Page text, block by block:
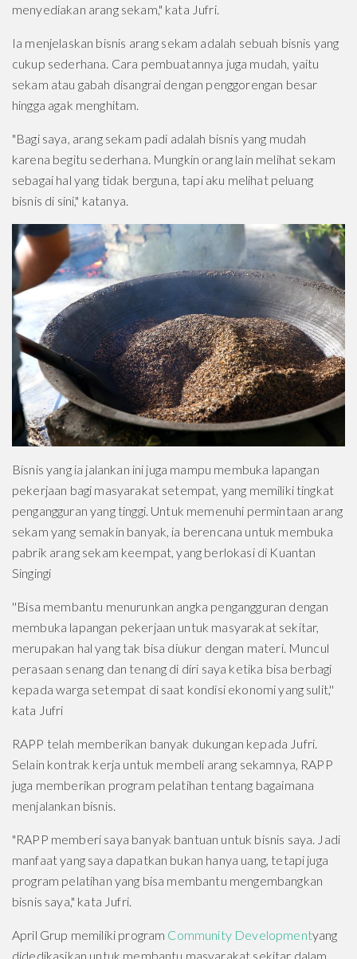
menyediakan arang sekam," kata Jufri.
Ia menjelaskan bisnis arang sekam adalah sebuah bisnis yang
cukup sederhana. Cara pembuatannya juga mudah, yaitu
sekam atau gabah disangrai dengan penggorengan besar
hingga agak menghitam.
"Bagi saya, arang sekam padi adalah bisnis yang mudah
karena begitu sederhana. Mungkin orang lain melihat sekam
sebagai hal yang tidak berguna, tapi aku melihat peluang
bisnis di sini," katanya.
Bisnis yang ia jalankan ini juga mampu membuka lapangan
pekerjaan bagi masyarakat setempat, yang memiliki tingkat
pengangguran yang tinggi. Untuk memenuhi permintaan arang
sekam yang semakin banyak, ia berencana untuk membuka
pabrik arang sekam keempat, yang berlokasi di Kuantan
Singingi
''Bisa membantu menurunkan angka pengangguran dengan
membuka lapangan pekerjaan untuk masyarakat sekitar,
merupakan hal yang tak bisa diukur dengan materi. Muncul
perasaan senang dan tenang di diri saya ketika bisa berbagi
kepada warga setempat di saat kondisi ekonomi yang sulit,''
kata Jufri
RAPP telah memberikan banyak dukungan kepada Jufri.
Selain kontrak kerja untuk membeli arang sekamnya, RAPP
juga memberikan program pelatihan tentang bagaimana
menjalankan bisnis.
"RAPP memberi saya banyak bantuan untuk bisnis saya. Jadi
manfaat yang saya dapatkan bukan hanya uang, tetapi juga
program pelatihan yang bisa membantu mengembangkan
bisnis saya," kata Jufri.
April Grup memiliki program Community Developmentyang
didedikasikan untuk membantu masyarakat sekitar dalam